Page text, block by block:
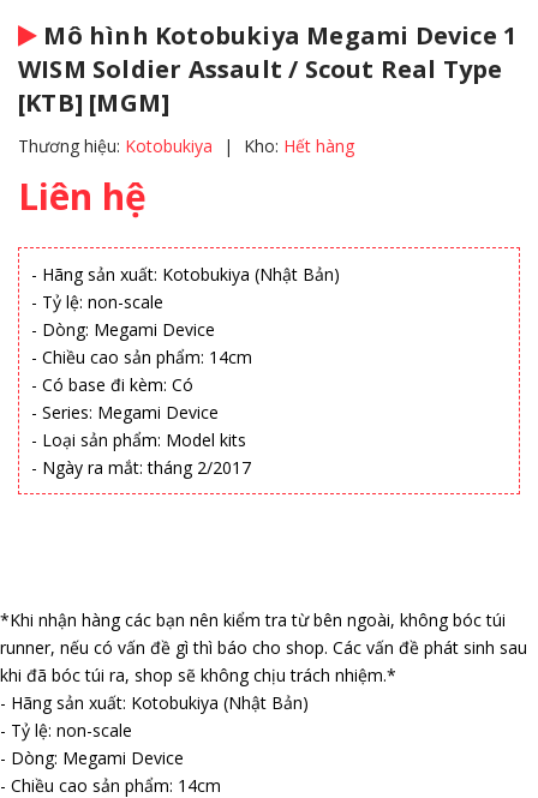
Mô hình Kotobukiya Megami Device 1
WISM Soldier Assault / Scout Real Type
[KTB] [MGM]
Thương hiệu: Kotobukiya | Kho: Hết hàng
Liên hệ
- Hãng sản xuất: Kotobukiya (Nhật Bản)
- Tỷ lệ: non-scale
- Dòng: Megami Device
- Chiều cao sản phẩm: 14cm
- Có base đi kèm: Có
- Series: Megami Device
- Loại sản phẩm: Model kits
- Ngày ra mắt: tháng 2/2017
*Khi nhận hàng các bạn nên kiểm tra từ bên ngoài, không bóc túi
runner, nếu có vấn đề gì thì báo cho shop. Các vấn đề phát sinh sau
khi đã bóc túi ra, shop sẽ không chịu trách nhiệm.*
- Hãng sản xuất: Kotobukiya (Nhật Bản)
- Tỷ lệ: non-scale
- Dòng: Megami Device
- Chiều cao sản phẩm: 14cm